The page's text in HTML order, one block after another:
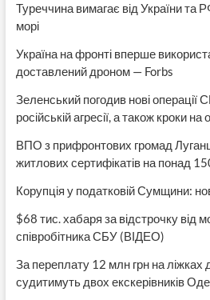
Туреччина вимагає від України та
морі
Україна на фронті вперше
доставлений дроном — Forbs
Зеленський погодив нові операції
російській агресії, а також кроки
ВПО з прифронтових громад
житлових сертифікатів на понад
Корупція у податковій Сумщини:
$68 тис. хабаря за відстрочку від
співробітника СБУ (ВІДЕО)
За переплату 12 млн грн на ліжках
судитимуть двох екскерівників